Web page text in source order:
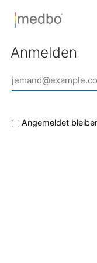
Anmelden
Angemeldet